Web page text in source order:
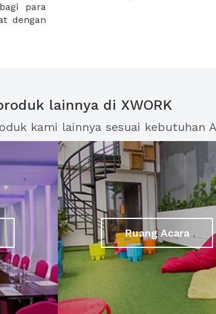
para
dengan
lainnya di XWORK
kami lainnya sesuai kebutuhan
Ruang Acara